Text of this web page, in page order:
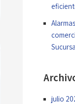
julio